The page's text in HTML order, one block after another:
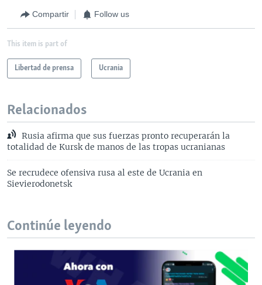
Compartir Follow us
This item is part of
Libertad de prensa Ucrania
Relacionados
Rusia afirma que sus fuerzas pronto recuperarán la
totalidad de Kursk de manos de las tropas ucranianas
Se recrudece ofensiva rusa al este de Ucrania en
Sievierodonetsk
Continúe leyendo